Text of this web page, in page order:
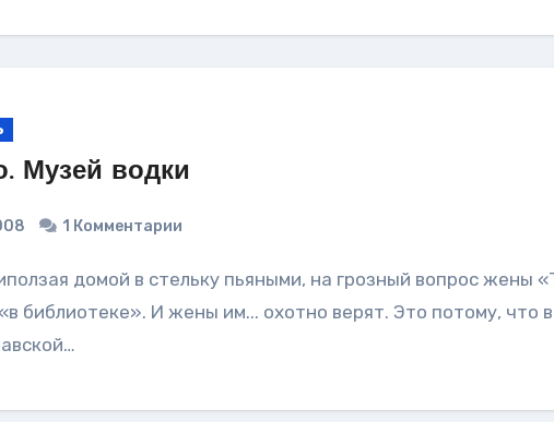
Музей водки
1 Комментарии
библиотеке». И жены им... охотно верят. Это потому, что в